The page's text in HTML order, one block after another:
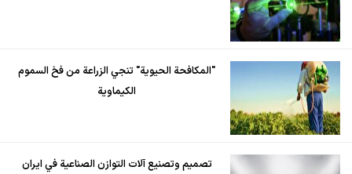
"المكافحة الحيوية" تنجي الزراعة من فخ السموم
الكيماوية
تصميم وتصنيع آلات التوازن الصناعية في ايران